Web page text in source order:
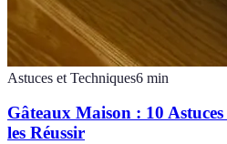
Astuces et Techniques6 min
Gâteaux Maison : 10
les Réussir